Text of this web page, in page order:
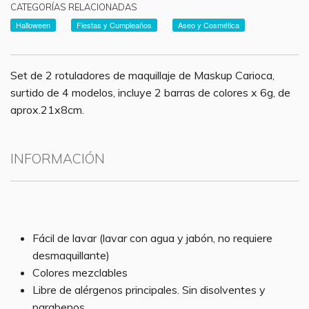
CATEGORÍAS RELACIONADAS
Halloween
Fiestas y Cumpleaños Aseo y Cosmética
Set de 2 rotuladores de maquillaje de Maskup Carioca,
surtido de 4 modelos, incluye 2 barras de colores x 6g, de
aprox.21x8cm.
INFORMACIÓN
Fácil de lavar (lavar con agua y jabón, no requiere
desmaquillante)
Colores mezclables
Libre de alérgenos principales. Sin disolventes y